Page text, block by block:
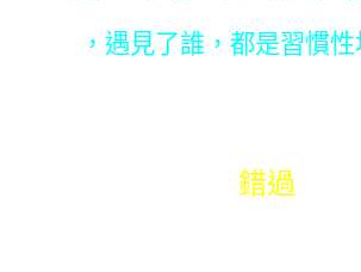
，遇見了誰，都是習慣性
錯過